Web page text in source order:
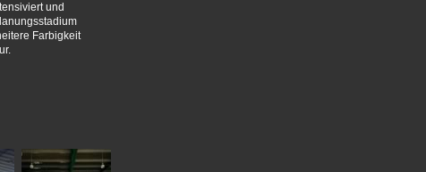
und
Farbigkeit